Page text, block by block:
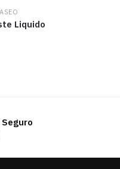
Liquido